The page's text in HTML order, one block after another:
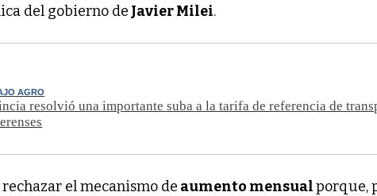
del gobierno de Javier Milei.
AGRO
resolvió una importante suba a la tarifa de referencia de
el mecanismo de aumento mensualporque,